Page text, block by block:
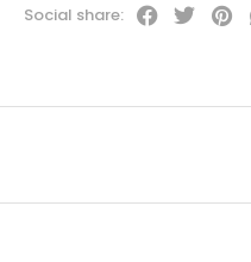
Social share: